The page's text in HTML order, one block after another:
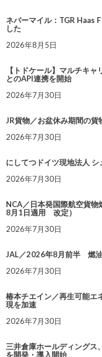
ネバーマイル：TGR Haas
した
2026年8月5日
【トドケール】マルチキ
とのAPI連携を開始
2026年7月30日
JR貨物／お盆休み期間の
2026年7月30日
にしてつドイツ現地法人
2026年7月30日
NCA／日本発国際航空貨
8月1日適用 改定）
2026年7月30日
JAL／2026年8月前半 燃
2026年7月30日
椿本チエイン／再生可能エ
現を加速
2026年7月30日
三井倉庫ホールディングス
を開発・導入開始